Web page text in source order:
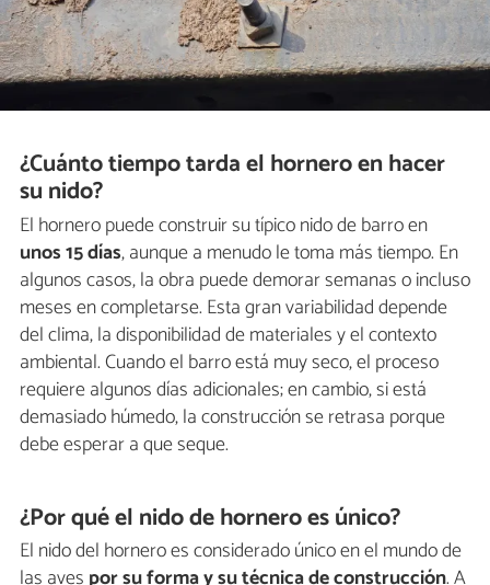
¿Cuánto tiempo tarda el hornero en hacer
su nido?
El hornero puede construir su típico nido de barro en
unos 15 días, aunque a menudo le toma más tiempo. En
algunos casos, la obra puede demorar semanas o incluso
meses en completarse. Esta gran variabilidad depende
del clima, la disponibilidad de materiales y el contexto
ambiental. Cuando el barro está muy seco, el proceso
requiere algunos días adicionales; en cambio, si está
demasiado húmedo, la construcción se retrasa porque
debe esperar a que seque.
¿Por qué el nido de hornero es único?
El nido del hornero es considerado único en el mundo de
las aves por su forma y su técnica de construcción. A